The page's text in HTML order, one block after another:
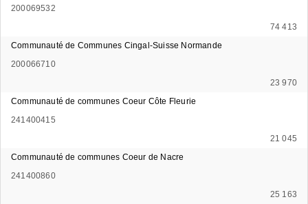
200069532
74 413
Communauté de Communes Cingal-Suisse Normande
200066710
23 970
Communauté de communes Coeur Côte Fleurie
241400415
21 045
Communauté de communes Coeur de Nacre
241400860
25 163